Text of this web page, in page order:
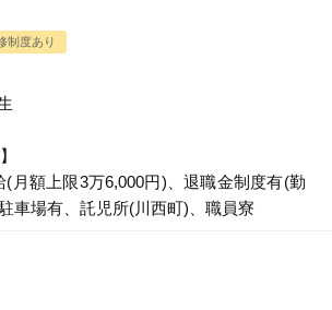
制度あり
月額上限3万6,000円)、退職金制度有(勤
車場有、託児所(川西町)、職員寮